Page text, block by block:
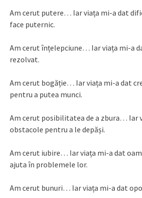
Am cerut putere… Iar viața mi-a dat
face puternic.
Am cerut înțelepciune… Iar viața mi-a
rezolvat.
Am cerut bogăție… Iar viața mi-a dat
pentru a putea munci.
Am cerut posibilitatea de a zbura… Iar
obstacole pentru a le depăși.
Am cerut iubire… Iar viața mi-a dat
ajuta în problemele lor.
Am cerut bunuri… Iar viața mi-a dat